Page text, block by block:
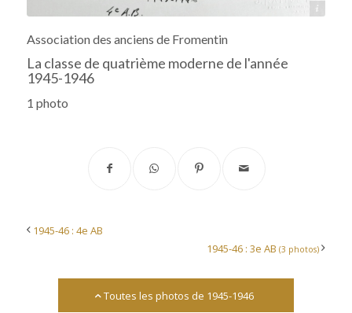
Association des anciens de Fromentin
La classe de quatrième moderne de l'année
1945-1946
1 photo
1945-46 : 4e AB
1945-46 : 3e AB(3 photos)
Toutes les photos de 1945-1946